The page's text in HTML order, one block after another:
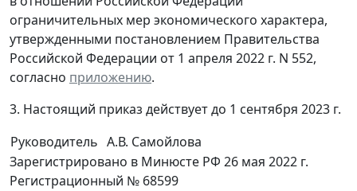
ограничительных мер экономического характера,
утвержденными постановлением Правительства
Российской Федерации от 1 апреля 2022 г. N 552,
согласно приложению.
3. Настоящий приказ действует до 1 сентября 2023 г.
Руководитель А.В. Самойлова
Зарегистрировано в Минюсте РФ 26 мая 2022 г.
Регистрационный № 68599